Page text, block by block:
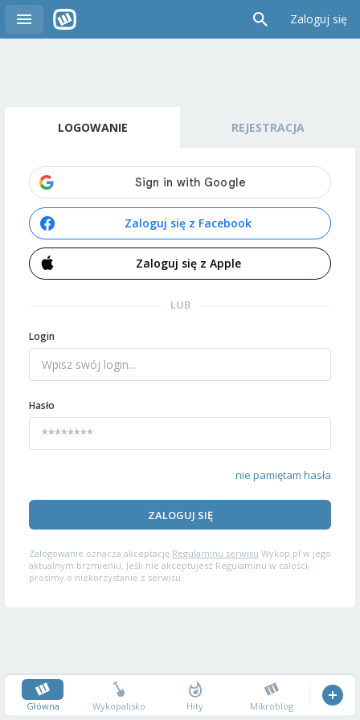
Zaloguj się
LOGOWANIE REJESTRACJA
Zaloguj się z Facebook
Zaloguj się z Apple
LUB
Login
Hasło
nie pamiętam hasła
ZALOGUJ SIĘ
Zalogowanie oznacza akceptację Regulaminu serwisu Wykop.pl w jego
aktualnym brzmieniu. Jeśli nie akceptujesz Regulaminu w całości,
prosimy o niekorzystanie z serwisu.
Główna Wykopalisko Hity Mikroblog